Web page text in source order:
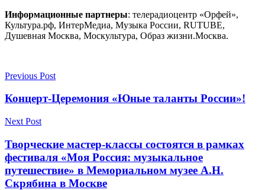
Информационные партнеры: телерадиоцентр «Орфей»,
Культура.рф, ИнтерМедиа, Музыка России, RUTUBE,
Душевная Москва, Москультура, Образ жизни.Москва.
Previous Post
Концерт-Церемония «Юные таланты России»!
Next Post
Творческие мастер-классы состоятся в рамках
фестиваля «Моя Россия: музыкальное
путешествие» в Мемориальном музее А.Н.
Скрябина в Москве